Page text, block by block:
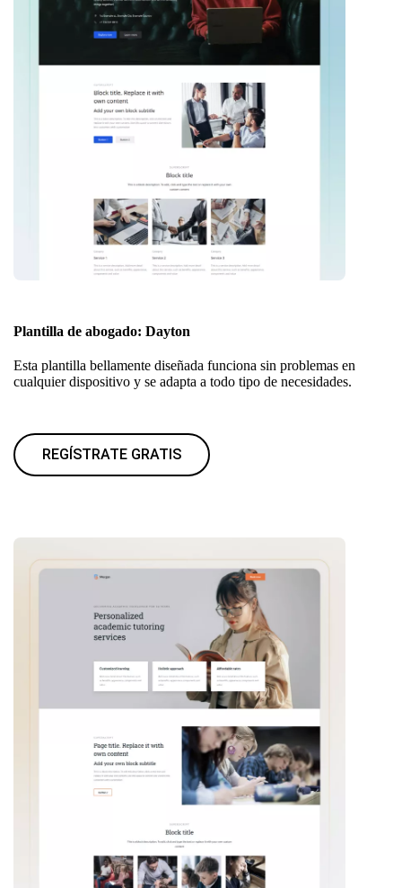
Plantilla de abogado: Dayton
Esta plantilla bellamente diseñada funciona sin problemas en
cualquier dispositivo y se adapta a todo tipo de necesidades.
REGÍSTRATE GRATIS